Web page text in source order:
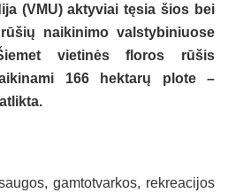
(VMU) aktyviai tęsia šios bei
naikinimo valstybiniuose
vietinės floros rūšis
166 hektarų plote –
gamtotvarkos, rekreacijos